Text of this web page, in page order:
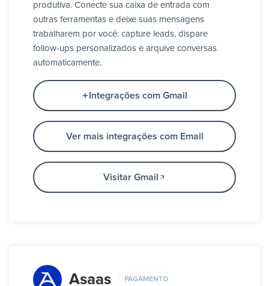
produtiva. Conecte sua caixa de entrada com
outras ferramentas e deixe suas mensagens
trabalharem por você: capture leads, dispare
follow-ups personalizados e arquive conversas
automaticamente.
Integrações com Gmail
Ver mais integrações com Email
Visitar Gmail
Asaas PAGAMENTO